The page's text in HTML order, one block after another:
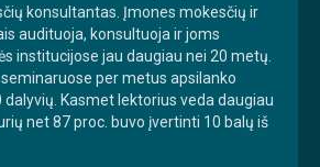
konsultantas. Įmones mokesčių ir
audituoja, konsultuoja ir joms
institucijose jau daugiau nei 20 metų.
per metus apsilanko
dalyvių. Kasmet lektorius veda daugiau
net 87 proc. buvo įvertinti 10 balų iš